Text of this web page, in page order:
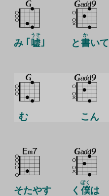
み ｢ 嘘
うそ
｣ と書
か
いて
む こん
そたやす く 僕
ぼく
は